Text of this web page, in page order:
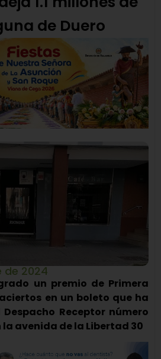
de Duero
de 2024
un premio de Primera
en un boleto que ha
Receptor número
avenida de la Libertad 30